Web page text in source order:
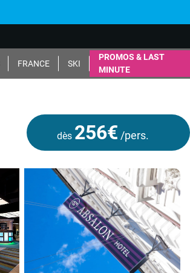
FRANCE SKI
PROMOS & LAST
MINUTE
dès 256€ /pers.